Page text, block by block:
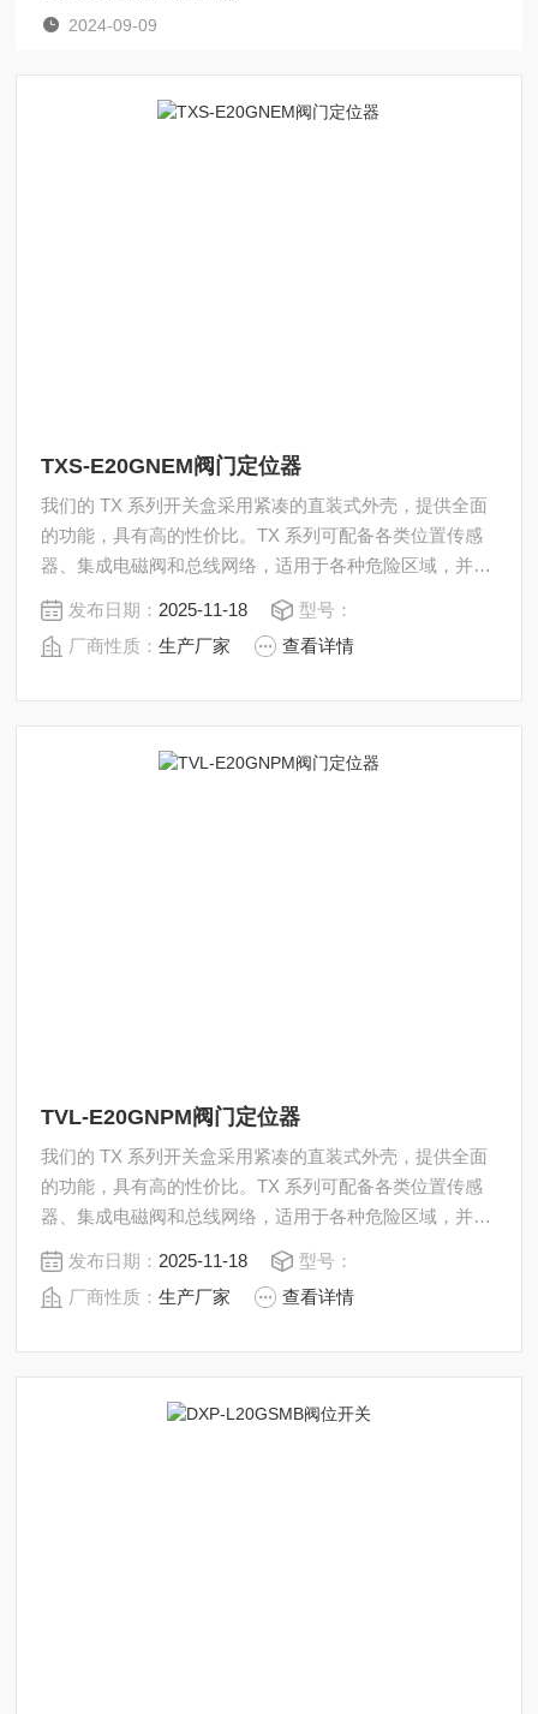
2024-09-09
TXS-E20GNEM阀门定位器
我们的 TX 系列开关盒采用紧凑的直装式外壳，提供全面
的功能，具有高的性价比。TX 系列可配备各类位置传感
器、集成电磁阀和总线网络，适用于各种危险区域，并通
过了 IECEx、ATEX 和 UL 认证。TXS-E20GNEM阀门定
位器
发布日期： 2025-11-18
型号：
厂商性质：生产厂家 查看详情
TVL-E20GNPM阀门定位器
我们的 TX 系列开关盒采用紧凑的直装式外壳，提供全面
的功能，具有高的性价比。TX 系列可配备各类位置传感
器、集成电磁阀和总线网络，适用于各种危险区域，并通
过了 IECEx、ATEX 和 UL 认证。TVL-E20GNPM阀门定
位器
发布日期： 2025-11-18
型号：
厂商性质：生产厂家 查看详情